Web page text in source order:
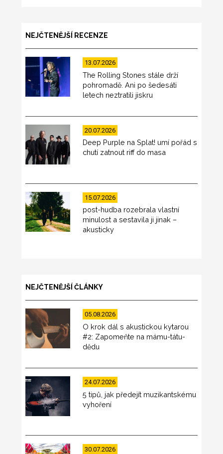
NEJČTENĚJŠÍ RECENZE
13.07.2026
The Rolling Stones stále drží
pohromadě. Ani po šedesáti
letech neztratili jiskru
20.07.2026
Deep Purple na Splat! umí pořád s
chutí zatnout riff do masa
15.07.2026
post-hudba rozebrala vlastní
minulost a sestavila ji jinak –
akusticky
NEJČTENĚJŠÍ ČLÁNKY
05.08.2026
O krok dál s akustickou kytarou
#2: Zapomeňte na mámu-tátu-
dědu
24.07.2026
5 tipů, jak předejít muzikantskému
vyhoření
30.07.2026